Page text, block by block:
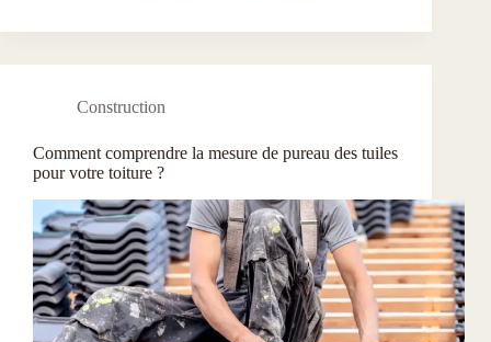
Construction
Comment comprendre la mesure de pureau des tuiles
pour votre toiture ?